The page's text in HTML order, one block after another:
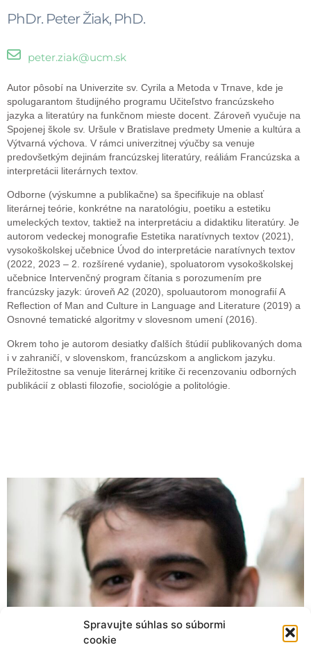
Spravujte súhlas so súbormi
cookie
PhDr. Peter Žiak, PhD.
peter.ziak@ucm.sk
Autor pôsobí na Univerzite sv. Cyrila a Metoda v Trnave, kde je
spolugarantom študijného programu Učiteľstvo francúzskeho
jazyka a literatúry na funkčnom mieste docent. Zároveň vyučuje na
Spojenej škole sv. Uršule v Bratislave predmety Umenie a kultúra a
Výtvarná výchova. V rámci univerzitnej výučby sa venuje
predovšetkým dejinám francúzskej literatúry, reáliám Francúzska a
interpretácii literárnych textov.
Odborne (výskumne a publikačne) sa špecifikuje na oblasť
literárnej teórie, konkrétne na naratológiu, poetiku a estetiku
umeleckých textov, taktiež na interpretáciu a didaktiku literatúry. Je
autorom vedeckej monografie Estetika naratívnych textov (2021),
vysokoškolskej učebnice Úvod do interpretácie naratívnych textov
(2022, 2023 – 2. rozšírené vydanie), spoluatorom vysokoškolskej
učebnice Intervenčný program čítania s porozumením pre
francúzsky jazyk: úroveň A2 (2020), spoluautorom monografií A
Reflection of Man and Culture in Language and Literature (2019) a
Osnovné tematické algoritmy v slovesnom umení (2016).
Okrem toho je autorom desiatky ďalších štúdií publikovaných doma
i v zahraničí, v slovenskom, francúzskom a anglickom jazyku.
Príležitostne sa venuje literárnej kritike či recenzovaniu odborných
publikácií z oblasti filozofie, sociológie a politológie.